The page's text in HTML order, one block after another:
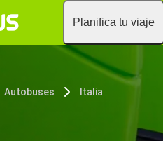
Planifica tu viaje
Autobuses Italia